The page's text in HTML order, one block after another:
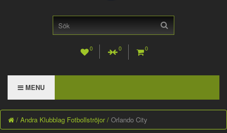
0 0 0
MENU
Andra Klubblag Fotbollströjor Orlando City